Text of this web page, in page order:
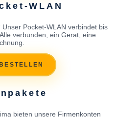
WLAN
Pocket-WLAN verbindet bis
verbunden, ein Gerat, eine
bieten unsere Firmenkonten